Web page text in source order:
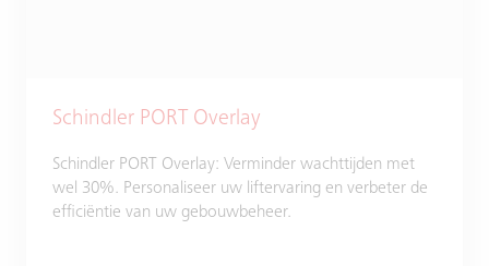
Schindler PORT Overlay
Schindler PORT Overlay: Verminder wachttijden met
wel 30%. Personaliseer uw liftervaring en verbeter de
efficiëntie van uw gebouwbeheer.